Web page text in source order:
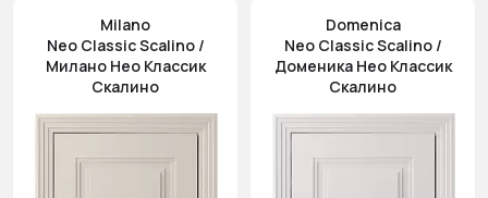
Milano
Neo Classic Scalino /
Милано Нео Классик
Скалино
Domenica
Neo Classic Scalino /
Доменика Нео Классик
Скалино